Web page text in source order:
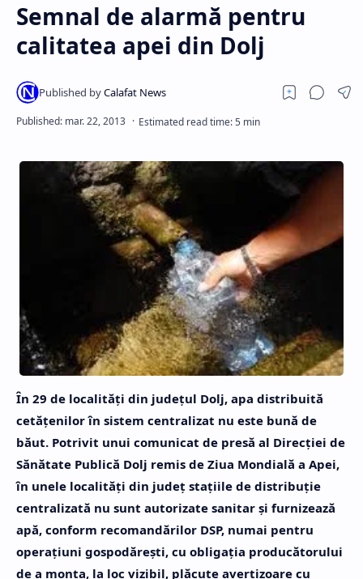
Semnal de alarmă pentru
calitatea apei din Dolj
În 29 de localităţi din judeţul Dolj, apa distribuită
cetăţenilor în sistem centralizat nu este bună de
băut. Potrivit unui comunicat de presă al Direcţiei de
Sănătate Publică Dolj remis de Ziua Mondială a Apei,
în unele localităţi din judeţ staţiile de distribuţie
centralizată nu sunt autorizate sanitar şi furnizează
apă, conform recomandărilor DSP, numai pentru
operaţiuni gospodăreşti, cu obligaţia producătorului
de a monta, la loc vizibil, plăcuţe avertizoare cu